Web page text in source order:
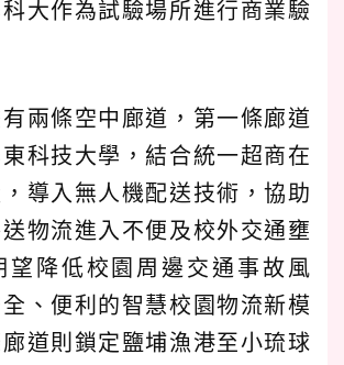
大作為試驗場所進行商業驗
兩條空中廊道，第一條廊道
科技大學，結合統一超商在
導入無人機配送技術，協助
物流進入不便及校外交通壅
望降低校園周邊交通事故風
、便利的智慧校園物流新模
道則鎖定鹽埔漁港至小琉球